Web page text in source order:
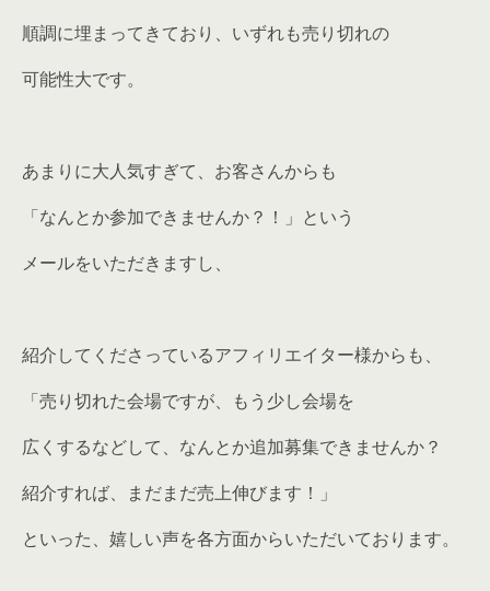
順調に埋まってきており、いずれも売り切れの
可能性大です。
あまりに大人気すぎて、お客さんからも
「なんとか参加できませんか？！」という
メールをいただきますし、
紹介してくださっているアフィリエイター様からも、
「売り切れた会場ですが、もう少し会場を
広くするなどして、なんとか追加募集できませんか？
紹介すれば、まだまだ売上伸びます！」
といった、嬉しい声を各方面からいただいております。